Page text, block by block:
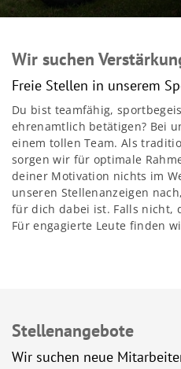
Wir suchen
Freie Stellen in unserem
Du bist teamfähig,
ehrenamtlich betätigen? Bei
einem tollen Team. Als
sorgen wir für optimale
deiner Motivation nichts im
unseren Stellenanzeigen
für dich dabei ist. Falls nicht,
Für engagierte Leute finden
Stellenangebote
Wir suchen neue